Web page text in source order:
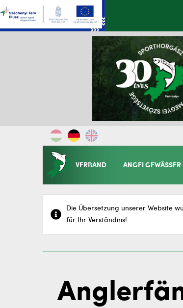
VERBAND ANGELGEWÄSSER
Die Übersetzung unserer Website
für Ihr Verständnis!